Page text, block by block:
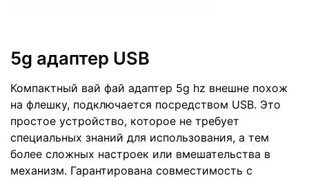
5g адаптер USB
Компактный вай фай адаптер 5g hz внешне похож
на флешку, подключается посредством USB. Это
простое устройство, которое не требует
специальных знаний для использования, а тем
более сложных настроек или вмешательства в
механизм. Гарантирована совместимость с